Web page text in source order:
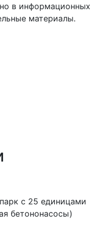
в информационных
материалы.
с 25 единицами
бетононасосы)